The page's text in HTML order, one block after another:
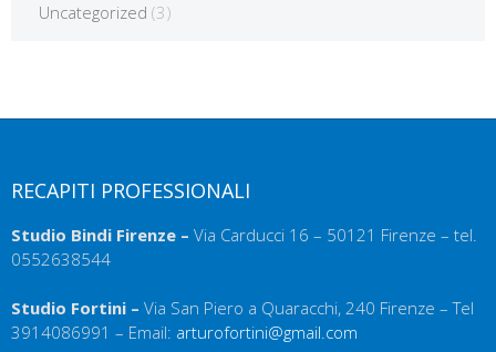
Uncategorized (3)
RECAPITI PROFESSIONALI
Studio Bindi Firenze – Via Carducci 16 – 50121 Firenze – tel.
0552638544
Studio Fortini – Via San Piero a Quaracchi, 240 Firenze – Tel
3914086991 – Email: arturofortini@gmail.com